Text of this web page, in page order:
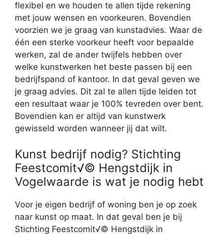
flexibel en we houden te allen tijde rekening
met jouw wensen en voorkeuren. Bovendien
voorzien we je graag van kunstadvies. Waar de
één een sterke voorkeur heeft voor bepaalde
werken, zal de ander twijfels hebben over
welke kunstwerken het beste passen bij een
bedrijfspand of kantoor. In dat geval geven we
je graag advies. Dit zal te allen tijde leiden tot
een resultaat waar je 100% tevreden over bent.
Bovendien kan er altijd van kunstwerk
gewisseld worden wanneer jij dat wilt.
Kunst bedrijf nodig? Stichting
Feestcomit√© Hengstdijk in
Vogelwaarde is wat je nodig hebt
Voor je eigen bedrijf of woning ben je op zoek
naar kunst op maat. In dat geval ben je bij
Stichting Feestcomit√© Hengstdijk in